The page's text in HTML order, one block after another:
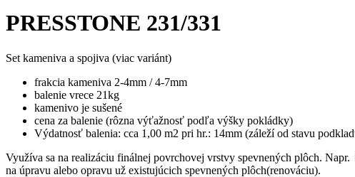
PRESSTONE 231/331
Set kameniva a spojiva (viac variánt)
frakcia kameniva 2-4mm / 4-7mm
balenie vrece 21kg
kamenivo je sušené
cena za balenie (rôzna výťažnosť podľa výšky pokládky)
Výdatnosť balenia: cca 1,00 m2 pri hr.: 14mm (záleží od stavu
Využíva sa na realizáciu finálnej povrchovej vrstvy spevnených plôch.
na úpravu alebo opravu už existujúcich spevnených plôch(renováciu).